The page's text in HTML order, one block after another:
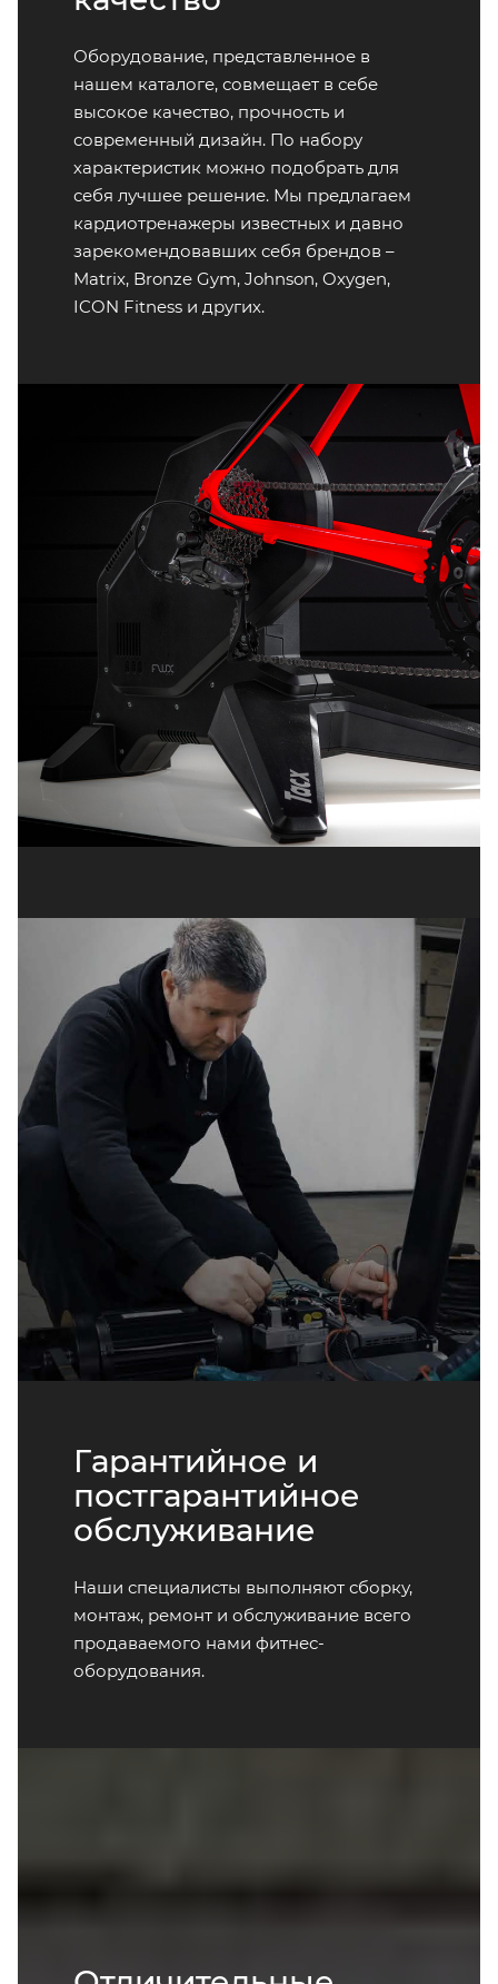
Оборудование, представленное в
нашем каталоге, совмещает в себе
высокое качество, прочность и
современный дизайн. По набору
характеристик можно подобрать для
себя лучшее решение. Мы предлагаем
кардиотренажеры известных и давно
зарекомендовавших себя брендов –
Matrix, Bronze Gym, Johnson, Oxygen,
ICON Fitness и других.
Гарантийное и
постгарантийное
обслуживание
Наши специалисты выполняют сборку,
монтаж, ремонт и обслуживание всего
продаваемого нами фитнес-
оборудования.